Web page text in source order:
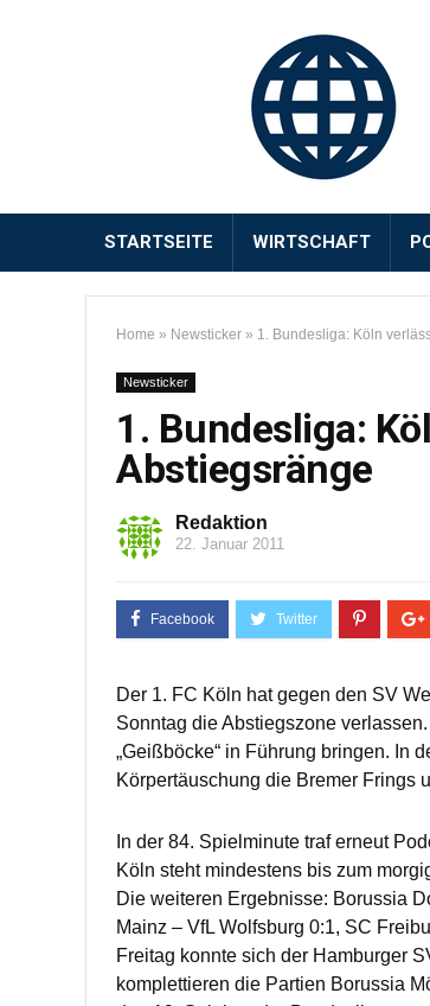
STARTSEITE WIRTSCHAFT
Home » Newsticker » 1. Bundesliga: Köln
Newsticker
1. Bundesliga:
Abstiegsränge
Redaktion
22. Januar 2011
Der 1. FC Köln hat gegen den SV
Sonntag die Abstiegszone
„Geißböcke“ in Führung bringen. In
Körpertäuschung die Bremer Frings
In der 84. Spielminute traf erneut
Köln steht mindestens bis zum
Die weiteren Ergebnisse: Borussia
Mainz – VfL Wolfsburg 0:1, SC
Freitag konnte sich der Hamburger
komplettieren die Partien Borussia